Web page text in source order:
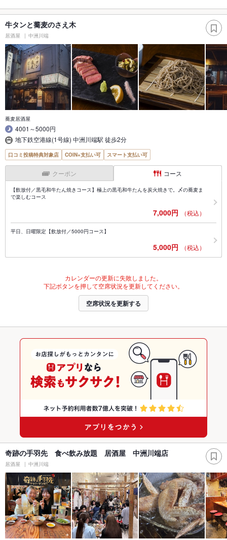
牛タンと蕎麦のさえ木
居酒屋 中洲川端
蕎麦居酒屋
4001～5000円
地下鉄空港線(1号線) 中洲川端駅 徒歩2分
口コミ投稿特典対象店 COIN+支払い可 スマート支払い可
クーポン コース
【飲放付／黒毛和牛たん焼きコース】極上の黒毛和牛たんを炭火焼きで。〆の蕎麦ま
で楽しむコース
7,000円 （税込）
平日、日曜限定【飲放付／5000円コース】
5,000円 （税込）
カレンダーの更新に失敗しました。
下記ボタンを押して空席状況を更新してください。
空席状況を更新する
奇跡の手羽先 食べ飲み放題 居酒屋 中洲川端店
居酒屋 中洲川端